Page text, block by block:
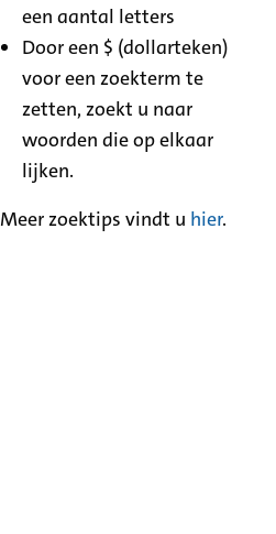
een aantal letters
Door een $ (dollarteken)
voor een zoekterm te
zetten, zoekt u naar
woorden die op elkaar
lijken.
Meer zoektips vindt u hier.